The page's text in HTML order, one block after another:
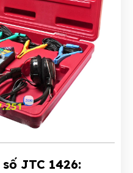
JTC 1426: